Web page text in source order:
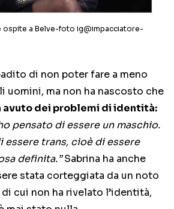
ospite a Belve-foto ig@impacciatore-
di non poter fare a meno
uomini, ma non ha nascosto che
avuto dei problemi di identità:
pensato di essere un maschio.
essere trans, cioè di essere
definita.”Sabrina ha anche
stata corteggiata da un noto
cui non ha rivelato l’identità,